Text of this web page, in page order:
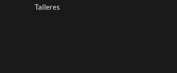
Talleres